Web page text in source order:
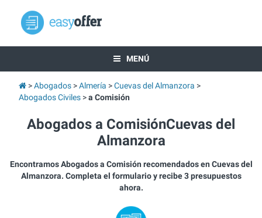
MENÚ
Abogados Almería
Cuevas del Almanzora
Abogados Civiles
a Comisión
Abogados a ComisiónCuevas del
Almanzora
Encontramos Abogados a Comisión recomendados en Cuevas del
Almanzora. Completa el formulario y recibe 3 presupuestos
ahora.